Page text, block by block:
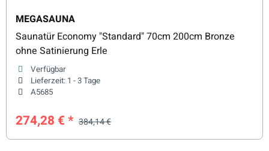
MEGASAUNA
Saunatür Economy "Standard" 70cm 200cm Bronze
ohne Satinierung Erle
Verfügbar
Lieferzeit: 1 - 3 Tage
A5685
274,28 €* 384,14 €